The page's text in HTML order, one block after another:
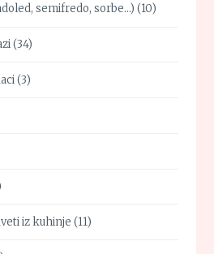
semifredo, sorbe…) (10)
(34)
(3)
iz kuhinje (11)